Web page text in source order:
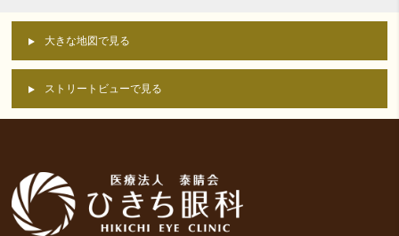
大きな地図で見る
ストリートビューで見る